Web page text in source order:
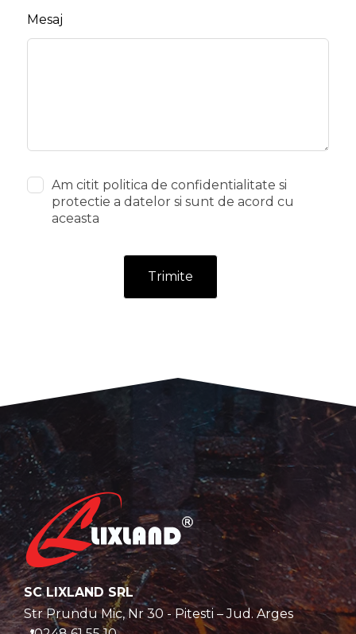
Mesaj
Am citit politica de confidentialitate si
protectie a datelor si sunt de acord cu
aceasta
Trimite
SC LIXLAND SRL
Str Prundu Mic, Nr 30 - Pitesti – Jud. Arges